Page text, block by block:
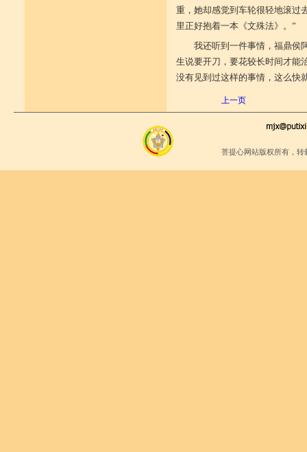
重，她却感觉到车轮很轻地滚过
里正好抱着一本《文殊法》。”
我还听到一件事情，福鼎侯
生说要开刀，要花较长时间才能
没有见到过这样的事情，这么快
上一页
菩提心网站版权所有，